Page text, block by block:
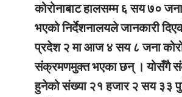
कोरोनाबाट हालसम्म ६ सय ७०
भएको निर्देशनालयले जानकारी
प्रदेश २ मा आज ४ सय ८ जना
संक्रमणमुक्त भएका छन् । योसँगै
हुनेको संख्या २१ हजार २ सय ३३